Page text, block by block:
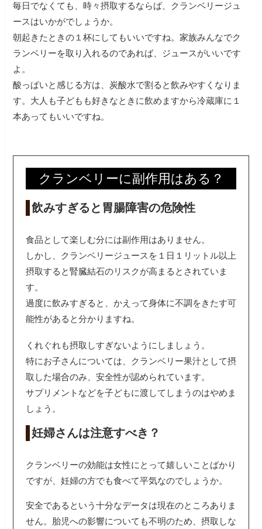
毎日でなくても、時々摂取するならば、クランベリージュ
ースはいかがでしょうか。
朝起きたときの１杯にしてもいいですね。家族みんなでク
ランベリーを取り入れるのであれば、ジュースがいいです
よ。
酸っぱいと感じる方は、炭酸水で割ると飲みやすくなりま
す。大人も子どもも好きなときに飲めますから冷蔵庫に１
本あってもいいですね。
クランベリーに副作用はある？
飲みすぎると胃腸障害の危険性
食品として楽しむ分には副作用はありません。
しかし、クランベリージュースを１日１リットル以上
摂取すると腎臓結石のリスクが高まるとされていま
す。
過度に飲みすぎると、かえって身体に不調をきたす可
能性があると分かりますね。
くれぐれも摂取しすぎないようにしましょう。
特にお子さんについては、クランベリー果汁として摂
取した場合のみ、安全性が認められています。
サプリメントなどを子どもに渡してしまうのはやめま
しょう。
妊婦さんは注意すべき？
クランベリーの効能は女性にとって嬉しいことばかり
ですが、妊婦の方でも食べて平気なのでしょうか。
安全であるという十分なデータは現在のところありま
せん。胎児への影響についても不明のため、摂取しな